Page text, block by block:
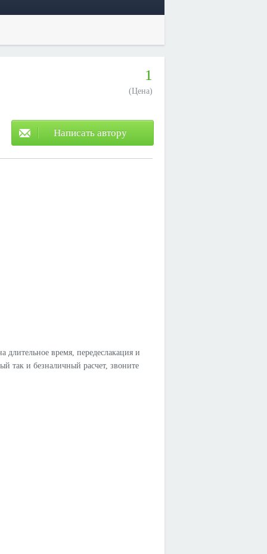
1
(Цена)
Написать автору
длительное время, передеслакация и
так и безналичный расчет, звоните